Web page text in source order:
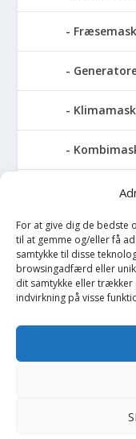
For at give dig de bedste
til at gemme og/eller få
samtykke til disse
browsingadfærd eller
dit samtykke eller trækker
indvirkning på visse
Save